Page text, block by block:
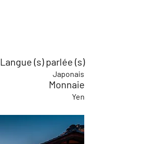
Langue (s) parlée (s)
Japonais
Monnaie
Yen